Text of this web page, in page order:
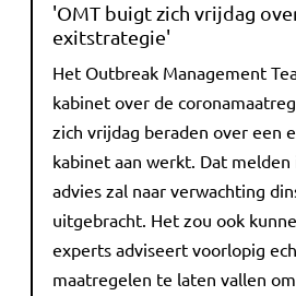
'OMT buigt zich vrijdag
exitstrategie'
Het Outbreak Management
kabinet over de
zich vrijdag beraden over een
kabinet aan werkt. Dat
advies zal naar verwachting
uitgebracht. Het zou ook
experts adviseert voorlopig
maatregelen te laten vallen